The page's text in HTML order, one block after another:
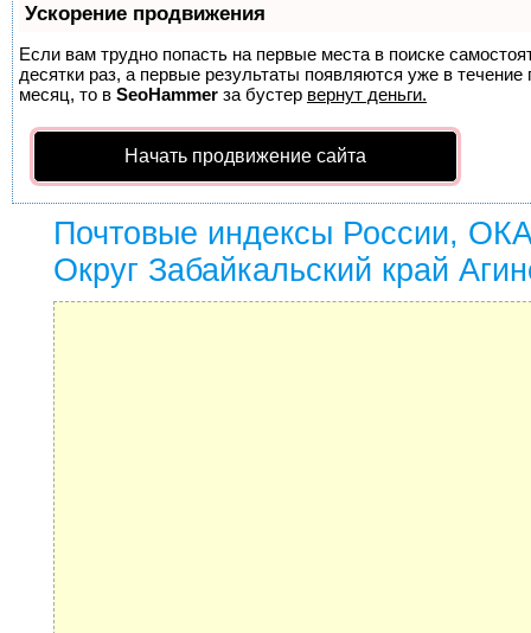
Ускорение продвижения
Если вам трудно попасть на первые места в поиске
десятки раз, а первые результаты появляются уже в
месяц, то в SeoHammer за бустер вернут деньги.
Начать продвижение сайта
Почтовые индексы России,
Округ Забайкальский край